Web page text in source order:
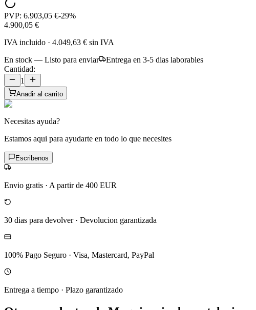
PVP: 6.903,05 €-29%
4.900,05 €
IVA incluido · 4.049,63 € sin IVA
En stock — Listo para enviar
Entrega en 3-5 dias laborables
Cantidad:
1
Anadir al carrito
Necesitas ayuda?
Estamos aqui para ayudarte en todo lo que necesites
Escribenos
Envio gratis · A partir de 400 EUR
30 dias para devolver· Devolucion garantizada
100% Pago Seguro · Visa, Mastercard, PayPal
Entrega a tiempo · Plazo garantizado